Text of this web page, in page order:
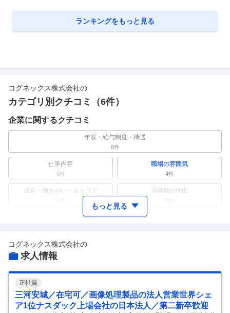
ランキングをもっと見る
コグネックス株式会社の
カテゴリ別クチコミ（6件）
企業に関するクチコミ
年収・給与制度・待遇
0件
仕事内容
0件
職場の雰囲気
4件
成長・働きがい・キャリア 退職検討理由
ワークライフバランス 女性の活躍・働きやすさ
副業
0件
人事・評価制度 入社理由・入社後ギャップ
企業の選考に関するクチコミ
もっと見る
コグネックス株式会社の
求人情報
正社員
三河安城／在宅可／画像処理製品の法人営業世界シェ
ア1位ナスダック上場会社の日本法人／第二新卒歓迎